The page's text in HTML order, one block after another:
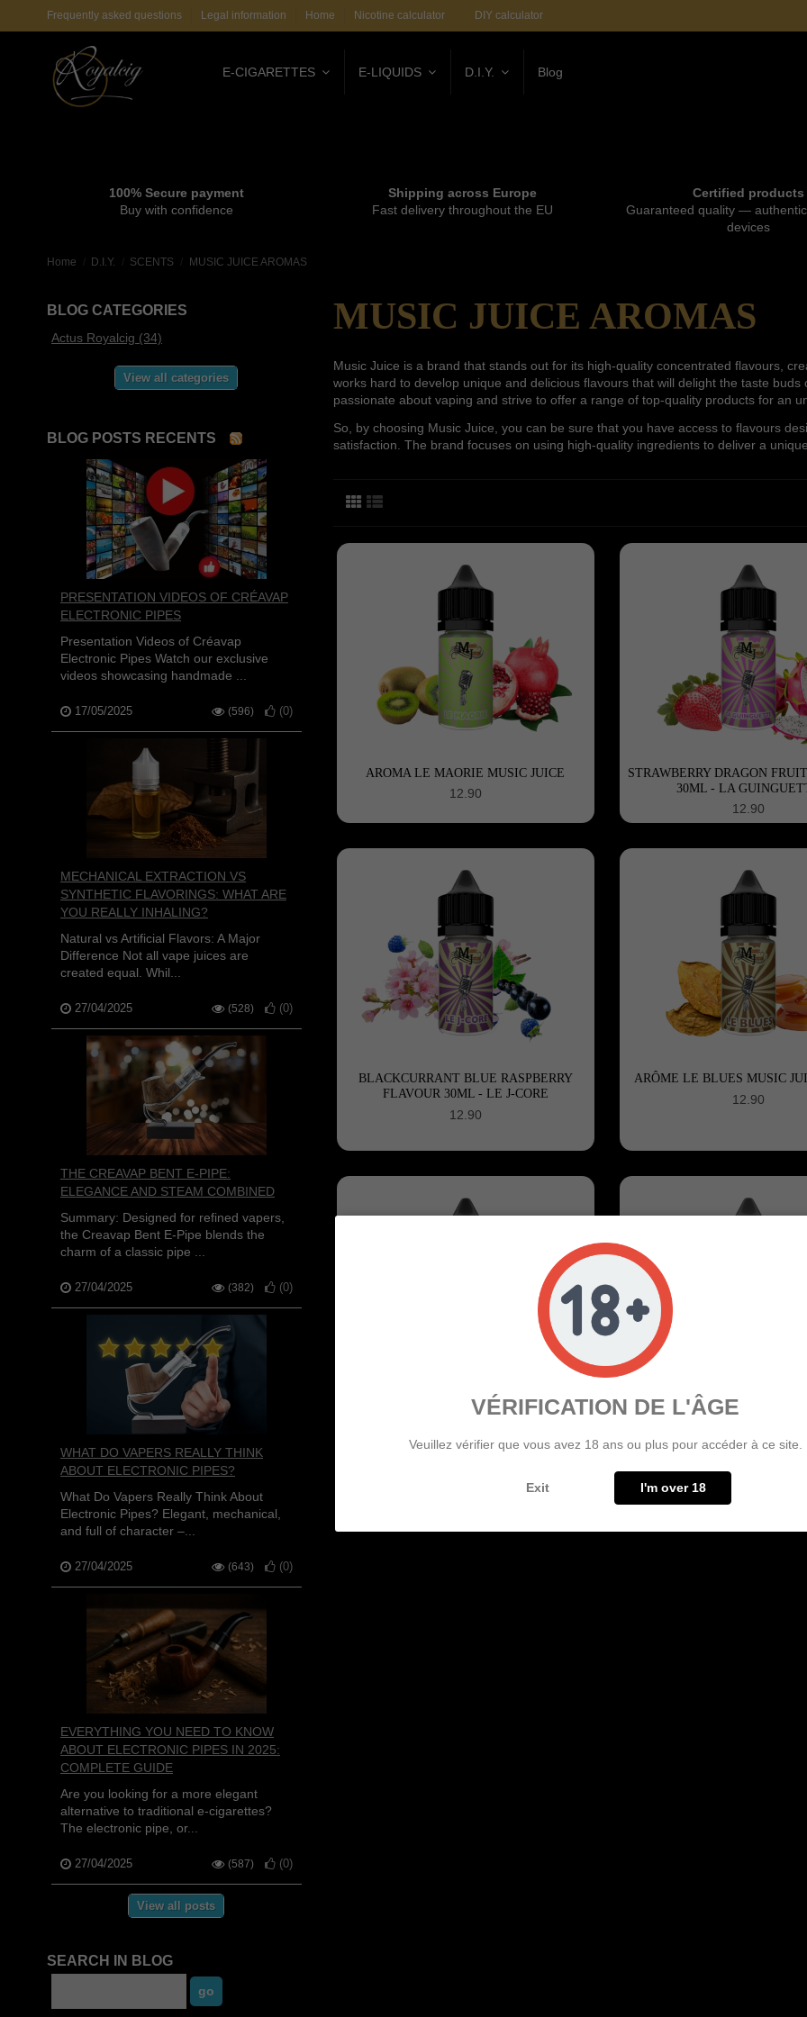
Frequently asked questions Legal information Home Nicotine calculator DIY calculator
E-CIGARETTES E-LIQUIDS D.I.Y. Blog
100% Secure payment
Buy with confidence
Shipping across Europe
Fast delivery throughout the EU
Certified products
Guaranteed quality —
devices
Home D.I.Y. SCENTS MUSIC JUICE AROMAS
MUSIC JUICE AROMAS
Music Juice is a brand that stands out for its high-quality concentrated flavours,
works hard to develop unique and delicious flavours that will delight the taste
passionate about vaping and strive to offer a range of top-quality products for an
So, by choosing Music Juice, you can be sure that you have access to flavours
satisfaction. The brand focuses on using high-quality ingredients to deliver a
AROMA LE MAORIE MUSIC JUICE
12.90
STRAWBERRY DRAGON
30ML - LA
12.90
BLACKCURRANT BLUE RASPBERRY
FLAVOUR 30ML - LE J-CORE
12.90
ARÔME LE BLUES MUSIC
12.90
AROMA LE TECHNO MUSIC JUICE
PEACH AND APRICOT
12.90
BLOG CATEGORIES
Actus Royalcig (34)
View all categories
BLOG POSTS RECENTS
PRESENTATION VIDEOS OF CRÉAVAP
ELECTRONIC PIPES
Presentation Videos of Créavap
Electronic Pipes Watch our exclusive
videos showcasing handmade ...
17/05/2025 (596) (0)
MECHANICAL EXTRACTION VS
SYNTHETIC FLAVORINGS: WHAT ARE
YOU REALLY INHALING?
Natural vs Artificial Flavors: A Major
Difference Not all vape juices are
created equal. Whil...
27/04/2025 (528) (0)
THE CREAVAP BENT E-PIPE:
ELEGANCE AND STEAM COMBINED
Summary: Designed for refined vapers,
the Creavap Bent E-Pipe blends the
charm of a classic pipe ...
27/04/2025 (382) (0)
WHAT DO VAPERS REALLY THINK
ABOUT ELECTRONIC PIPES?
What Do Vapers Really Think About
Electronic Pipes? Elegant, mechanical,
and full of character –...
27/04/2025 (643) (0)
EVERYTHING YOU NEED TO KNOW
ABOUT ELECTRONIC PIPES IN 2025:
COMPLETE GUIDE
Are you looking for a more elegant
alternative to traditional e-cigarettes?
The electronic pipe, or...
27/04/2025 (587) (0)
View all posts
SEARCH IN BLOG
VÉRIFICATION DE L'ÂGE
Veuillez vérifier que vous avez 18 ans ou plus pour accéder à ce site.
Exit I'm over 18